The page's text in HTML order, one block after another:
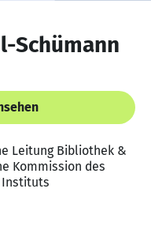
Schümann
Leitung Bibliothek &
Kommission des
Instituts